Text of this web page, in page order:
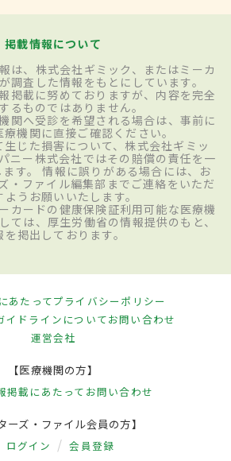
掲載情報について
は、株式会社ギミック、またはミーカ
調査した情報をもとにしています。
掲載に努めておりますが、内容を完全
るものではありません。
関へ受診を希望される場合は、事前に
機関に直接ご確認ください。
じた損害について、株式会社ギミッ
ニー株式会社ではその賠償の責任を一
す。 情報に誤りがある場合には、お
・ファイル編集部までご連絡をいただ
ようお願いいたします。
カードの健康保険証利用可能な医療機
ては、厚生労働省の情報提供のもと、
を掲出しております。
あたってプライバシーポリシー
イドラインについてお問い合わせ
運営会社
【医療機関の方】
掲載にあたって お問い合わせ
ーズ・ファイル会員の方】
ログイン 会員登録